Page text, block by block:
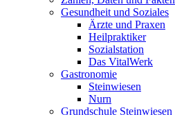
Gesundheit und Soziales
Ärzte und Praxen
Heilpraktiker
Sozialstation
Das VitalWerk
Gastronomie
Steinwiesen
Nurn
Grundschule Steinwiesen